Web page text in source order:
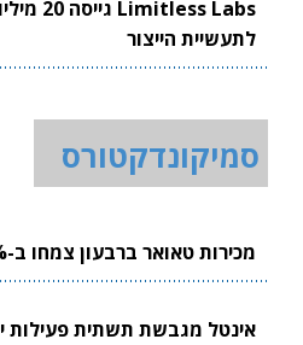
לתעשיית הייצור
סמיקונדקטורס
מכירות טאואר ברבעון צמחו ב-24%
אינטל מגבשת תשתית פעילות